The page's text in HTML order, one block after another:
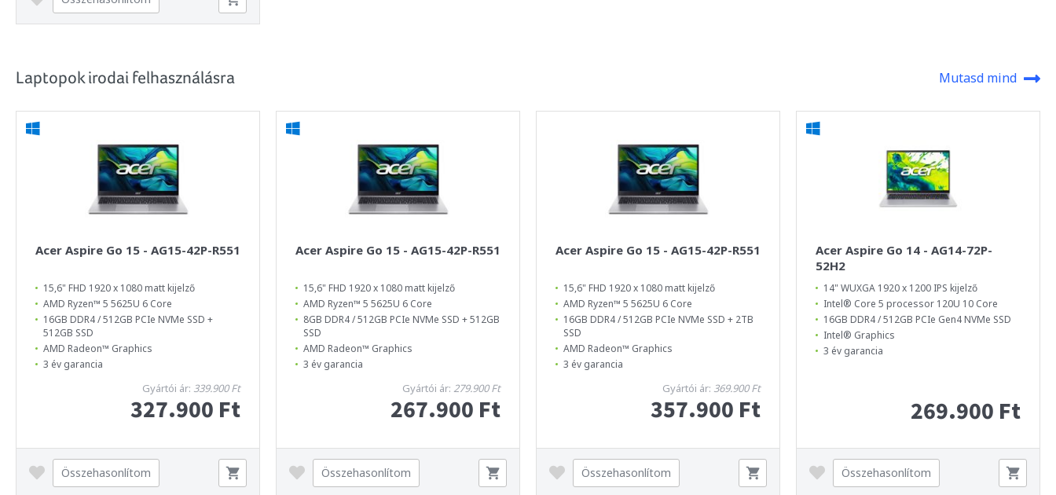
Laptopok irodai felhasználásra Mutasd mind
Acer Aspire Go 15 - AG15-42P-R551
15,6" FHD 1920 x 1080 matt kijelző
AMD Ryzen™ 5 5625U 6 Core
16GB DDR4 / 512GB PCIe NVMe SSD +
512GB SSD
AMD Radeon™ Graphics
3 év garancia
Gyártói ár: 339.900 Ft
327.900 Ft
Összehasonlítom
Acer Aspire Go 15 - AG15-42P-R551
15,6" FHD 1920 x 1080 matt kijelző
AMD Ryzen™ 5 5625U 6 Core
8GB DDR4 / 512GB PCIe NVMe SSD + 512GB
SSD
AMD Radeon™ Graphics
3 év garancia
Gyártói ár: 279.900 Ft
267.900 Ft
Összehasonlítom
Acer Aspire Go 15 - AG15-42P-R551
15,6" FHD 1920 x 1080 matt kijelző
AMD Ryzen™ 5 5625U 6 Core
16GB DDR4 / 512GB PCIe NVMe SSD + 2TB
SSD
AMD Radeon™ Graphics
3 év garancia
Gyártói ár: 369.900 Ft
357.900 Ft
Összehasonlítom
Acer Aspire Go 14 - AG14-72P-
52H2
14" WUXGA 1920 x 1200 IPS kijelző
Intel® Core 5 processor 120U 10 Core
16GB DDR4 / 512GB PCIe Gen4 NVMe SSD
Intel® Graphics
3 év garancia
269.900 Ft
Összehasonlítom